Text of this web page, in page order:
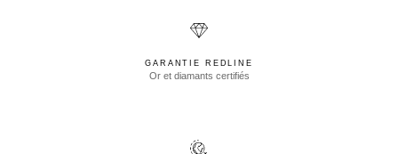
GARANTIE REDLINE
Or et diamants certifiés